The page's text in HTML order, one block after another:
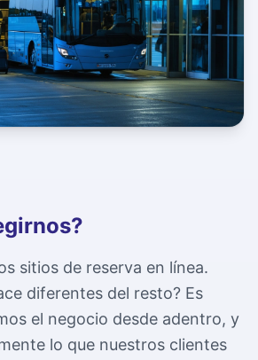
sitios de reserva en línea.
diferentes del resto? Es
el negocio desde adentro, y
lo que nuestros clientes